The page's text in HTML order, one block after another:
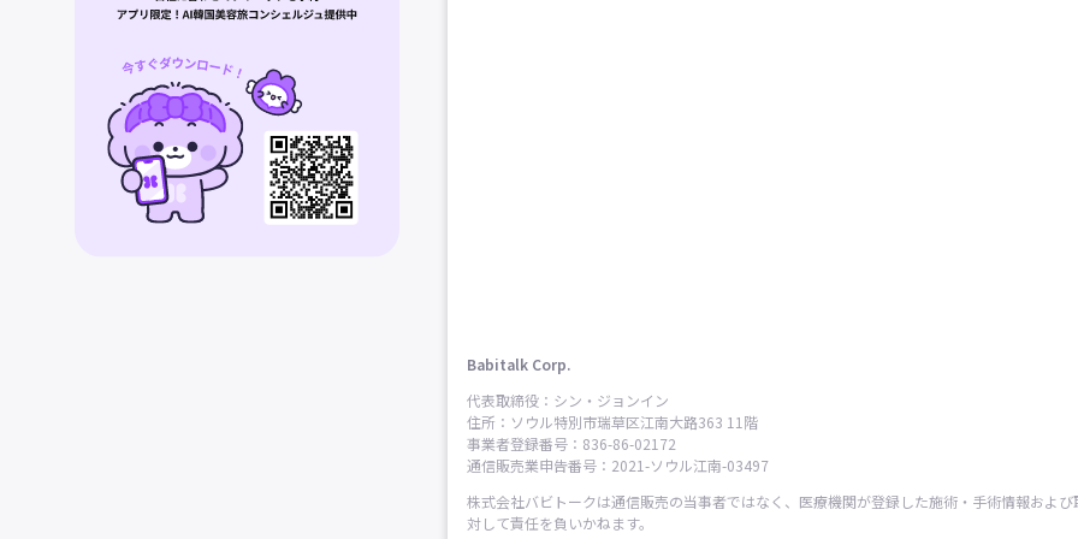
Babitalk Corp.
代表取締役：シン・ジョンイン
住所：ソウル特別市瑞草区江南大路363 11階
事業者登録番号：836-86-02172
通信販売業申告番号：2021-ソウル江南-03497
株式会社バビトークは通信販売の当事者ではなく、医療機関が登録した施術・手術情報および
対して責任を負いかねます。